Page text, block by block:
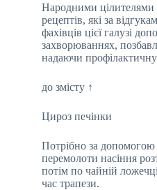
Народними цілителями
рецептів, які за
фахівців цієї галузі
захворюваннях,
надаючи
до змісту ↑
Цироз печінки
Потрібно за
перемолоти насіння
потім по чайній
час трапези.